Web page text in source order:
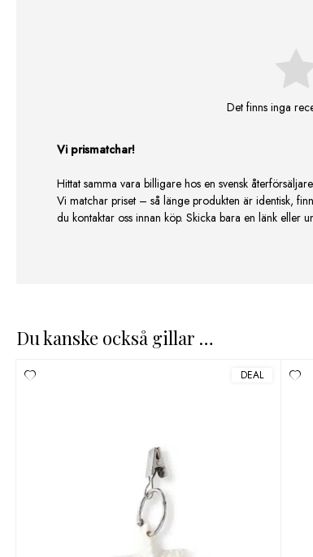
Det finns inga
Vi prismatchar!
Hittat samma vara billigare hos en svensk
Vi matchar priset – så länge produkten är identisk,
du kontaktar oss innan köp. Skicka bara en länk eller
Du kanske också gillar …
DEAL